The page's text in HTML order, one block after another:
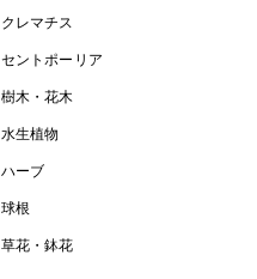
クレマチス
セントポーリア
樹木・花木
水生植物
ハーブ
球根
草花・鉢花